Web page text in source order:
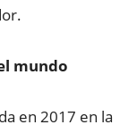
mundo
en 2017 en la